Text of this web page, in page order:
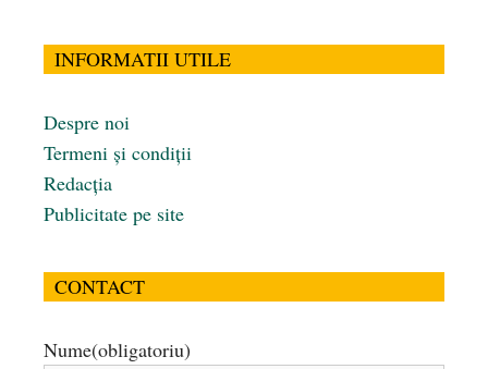
INFORMATII UTILE
Despre noi
Termeni și condiții
Redacția
Publicitate pe site
CONTACT
Nume(obligatoriu)